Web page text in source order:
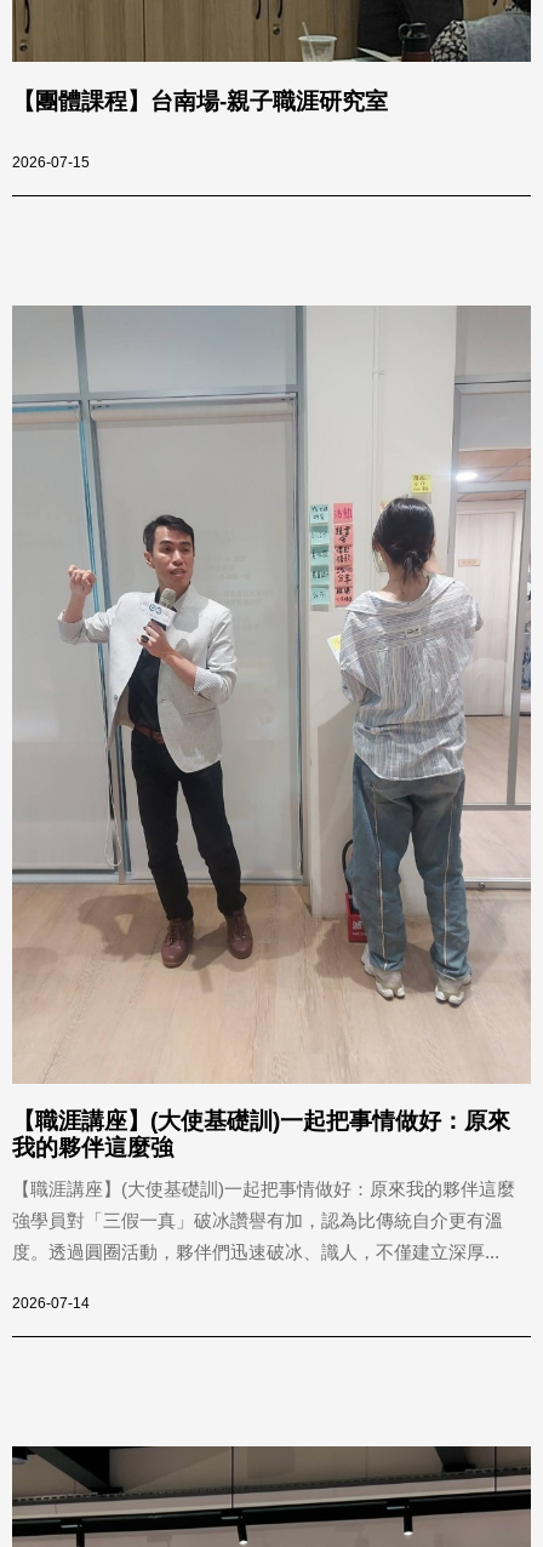
【團體課程】台南場-親子職涯研究室
2026-07-15
【職涯講座】(大使基礎訓)一起把事情做好：原來
我的夥伴這麼強
【職涯講座】(大使基礎訓)一起把事情做好：原來我的夥伴這麼
強學員對「三假一真」破冰讚譽有加，認為比傳統自介更有溫
度。透過圓圈活動，夥伴們迅速破冰、識人，不僅建立深厚...
2026-07-14